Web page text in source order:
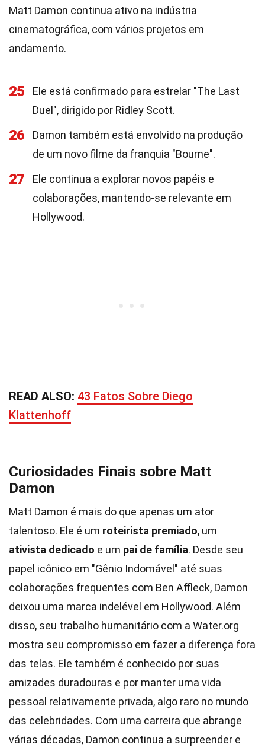
Matt Damon continua ativo na indústria
cinematográfica, com vários projetos em
andamento.
25
Ele está confirmado para estrelar "The Last
Duel", dirigido por Ridley Scott.
26
Damon também está envolvido na produção
de um novo filme da franquia "Bourne".
27
Ele continua a explorar novos papéis e
colaborações, mantendo-se relevante em
Hollywood.
READ ALSO: 43 Fatos Sobre Diego
Klattenhoff
Curiosidades Finais sobre Matt
Damon
Matt Damon é mais do que apenas um ator
talentoso. Ele é um roteirista premiado, um
ativista dedicado e um pai de família. Desde seu
papel icônico em "Gênio Indomável" até suas
colaborações frequentes com Ben Affleck, Damon
deixou uma marca indelével em Hollywood. Além
disso, seu trabalho humanitário com a Water.org
mostra seu compromisso em fazer a diferença fora
das telas. Ele também é conhecido por suas
amizades duradouras e por manter uma vida
pessoal relativamente privada, algo raro no mundo
das celebridades. Com uma carreira que abrange
várias décadas, Damon continua a surpreender e